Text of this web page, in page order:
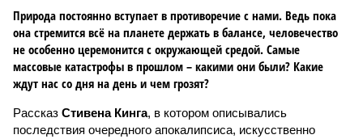
Природа постоянно вступает в противоречие с нами. Ведь пока
она стремится всё на планете держать в балансе, человечество
не особенно церемонится с окружающей средой. Самые
массовые катастрофы в прошлом – какими они были? Какие
ждут нас со дня на день и чем грозят?
Рассказ Стивена Кинга, в котором описывались
последствия очередного апокалипсиса, искусственно